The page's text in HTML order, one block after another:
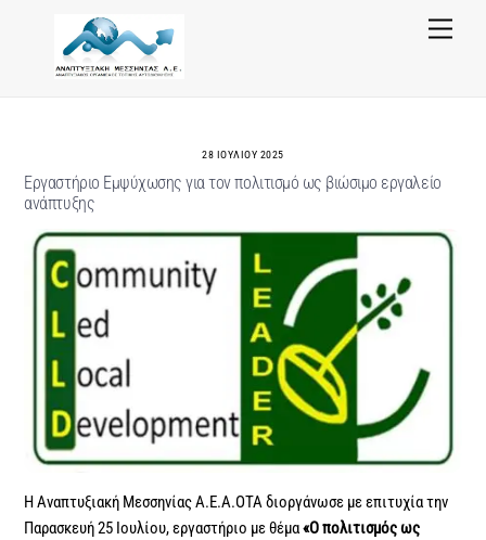
Menu
28 ΙΟΥΛΊΟΥ 2025
Εργαστήριο Εμψύχωσης για τον πολιτισμό ως βιώσιμο εργαλείο
ανάπτυξης
H Αναπτυξιακή Μεσσηνίας Α.Ε.Α.ΟΤΑ διοργάνωσε με επιτυχία την
Παρασκευή 25 Ιουλίου, εργαστήριο με θέμα«Ο πολιτισμός ως